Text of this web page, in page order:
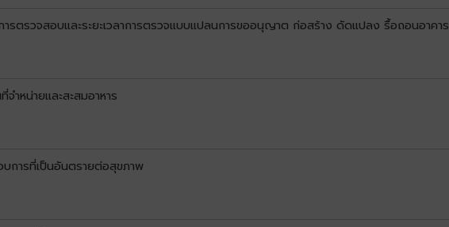
รตรวจสอบและระยะเวลาการตรวจแบบแปลนการขออนุญาต ก่อสร้าง ดัดแปลง รื้อถอนอาคาร
ำหน่ายและสะสมอาหาร
การที่เป็นอันตรายต่อสุขภาพ